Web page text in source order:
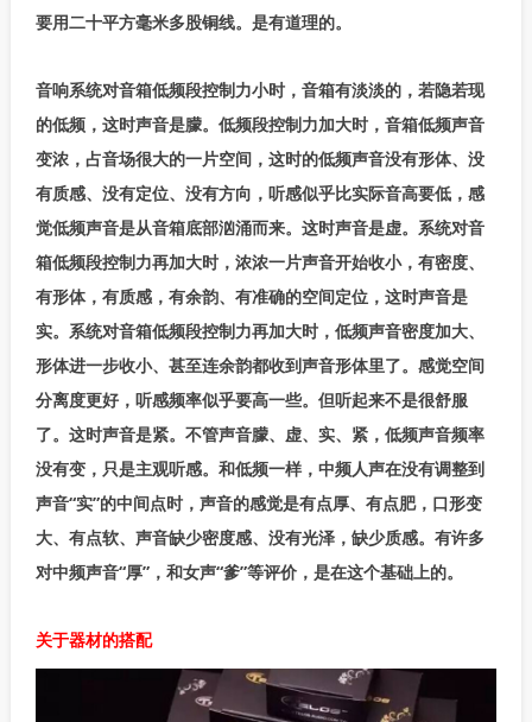
要用二十平方毫米多股铜线。是有道理的。
音响系统对音箱低频段控制力小时，音箱有淡淡的，若隐若现
的低频，这时声音是朦。低频段控制力加大时，音箱低频声音
变浓，占音场很大的一片空间，这时的低频声音没有形体、没
有质感、没有定位、没有方向，听感似乎比实际音高要低，感
觉低频声音是从音箱底部汹涌而来。这时声音是虚。系统对音
箱低频段控制力再加大时，浓浓一片声音开始收小，有密度、
有形体，有质感，有余韵、有准确的空间定位，这时声音是
实。系统对音箱低频段控制力再加大时，低频声音密度加大、
形体进一步收小、甚至连余韵都收到声音形体里了。感觉空间
分离度更好，听感频率似乎要高一些。但听起来不是很舒服
了。这时声音是紧。不管声音朦、虚、实、紧，低频声音频率
没有变，只是主观听感。和低频一样，中频人声在没有调整到
声音“实”的中间点时，声音的感觉是有点厚、有点肥，口形变
大、有点软、声音缺少密度感、没有光泽，缺少质感。有许多
对中频声音“厚”，和女声“爹”等评价，是在这个基础上的。
关于器材的搭配